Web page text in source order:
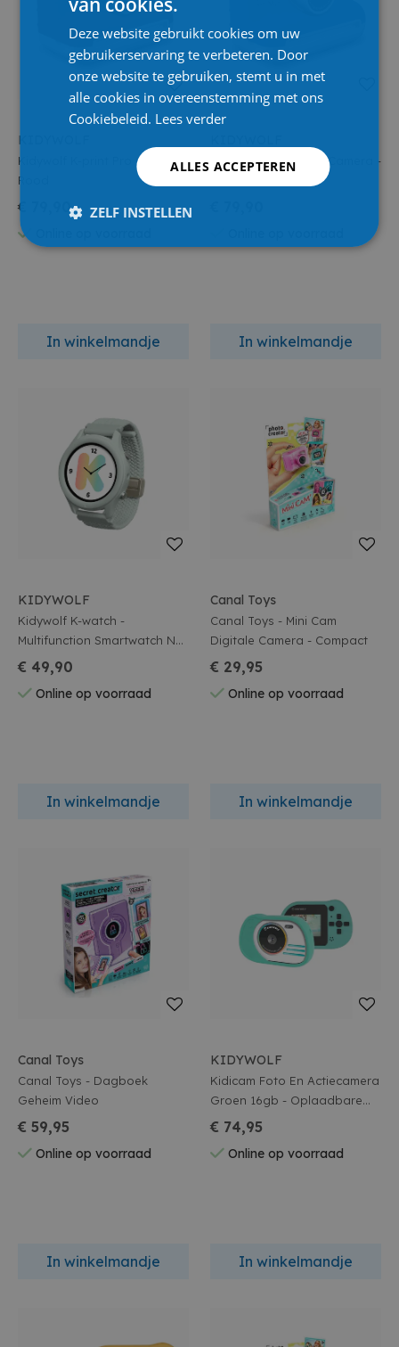
KIDYWOLF
Kidywolf K-print Pro Camera -
Rood
€ 79,90
In winkelmandje
Kidywolf K-print Pro Camera -
In winkelmandje
KIDYWOLF
Kidywolf K-watch -
Multifunction Smartwatch No
Games - Groen
€ 49,90
Online op voorraad
In winkelmandje
Canal Toys
Canal Toys - Mini Cam
Digitale Camera - Compact
€ 29,95
Online op voorraad
In winkelmandje
Canal Toys
Canal Toys - Dagboek
Geheim Video
€ 59,95
Online op voorraad
In winkelmandje
KIDYWOLF
Kidicam Foto En Actiecamera
Groen 16gb - Oplaadbare
Batt - 8mp Camera
€ 74,95
Online op voorraad
In winkelmandje
Deze website gebruikt cookies om uw
gebruikerservaring te verbeteren. Door
onze website te gebruiken, stemt u in met
alle cookies in overeenstemming met ons
Cookiebeleid. Lees verder
ALLES ACCEPTEREN
ZELF INSTELLEN